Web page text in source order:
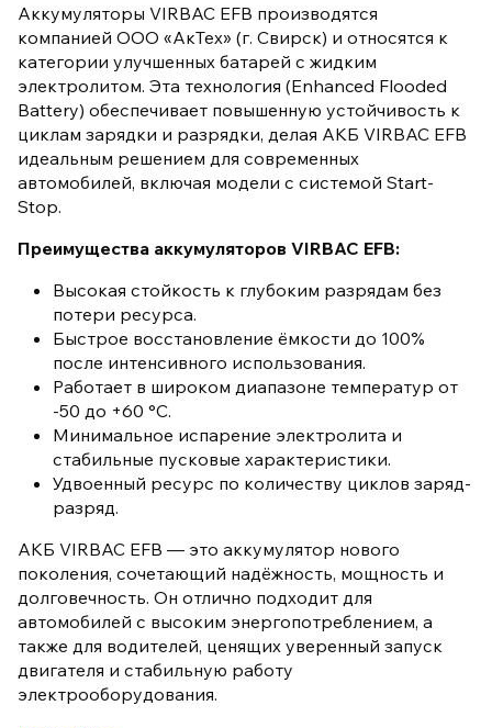
Аккумуляторы VIRBAC EFB производятся
компанией ООО «АкТех» (г. Свирск) и относятся к
категории улучшенных батарей с жидким
электролитом. Эта технология (Enhanced Flooded
Battery) обеспечивает повышенную устойчивость к
циклам зарядки и разрядки, делая АКБ VIRBAC EFB
идеальным решением для современных
автомобилей, включая модели с системой Start-
Stop.
Преимущества аккумуляторов VIRBAC EFB:
Высокая стойкость к глубоким разрядам без
потери ресурса.
Быстрое восстановление ёмкости до 100%
после интенсивного использования.
Работает в широком диапазоне температур от
-50 до +60 °C.
Минимальное испарение электролита и
стабильные пусковые характеристики.
Удвоенный ресурс по количеству циклов заряд-
разряд.
АКБ VIRBAC EFB — это аккумулятор нового
поколения, сочетающий надёжность, мощность и
долговечность. Он отлично подходит для
автомобилей с высоким энергопотреблением, а
также для водителей, ценящих уверенный запуск
двигателя и стабильную работу
электрооборудования.